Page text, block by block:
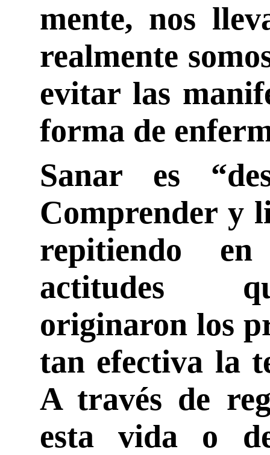
mente, nos
realmente
evitar las
forma de
Sanar es
Comprender y
repitiendo
actitudes
originaron los
tan efectiva la
A través de
esta vida o